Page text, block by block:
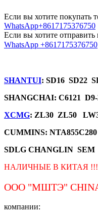
Если вы хотите покупать
WhatsApp+8617175376750
Если вы хотите
WhatsApp +8617175376750
SHANTUI: SD16 SD22
SHANGCHAI: C6121 D9-
XCMG: ZL30 ZL50
CUMMINS:
SDLG CHANGLIN SEM
НАЛИЧНЫЕ В КИТАЯ !!!
ООО "МШТЭ"
компании: